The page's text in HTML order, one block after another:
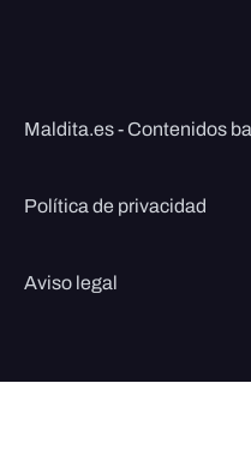
Maldita.es - Contenidos
Política de privacidad
Aviso legal